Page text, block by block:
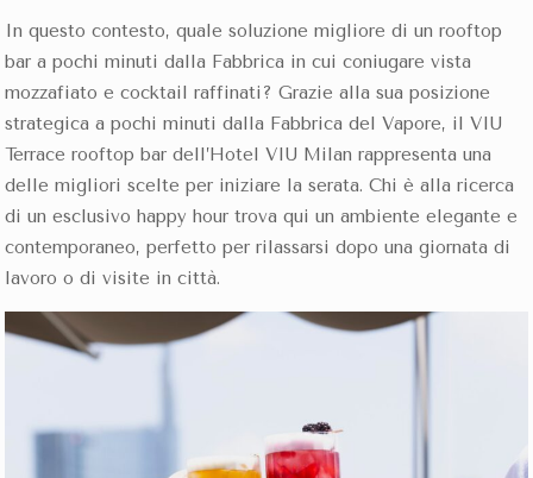
In questo contesto, quale soluzione migliore di un rooftop
bar a pochi minuti dalla Fabbrica in cui coniugare vista
mozzafiato e cocktail raffinati? Grazie alla sua posizione
strategica a pochi minuti dalla Fabbrica del Vapore, il VIU
Terrace rooftop bar dell’Hotel VIU Milan rappresenta una
delle migliori scelte per iniziare la serata. Chi è alla ricerca
di un esclusivo happy hour trova qui un ambiente elegante e
contemporaneo, perfetto per rilassarsi dopo una giornata di
lavoro o di visite in città.